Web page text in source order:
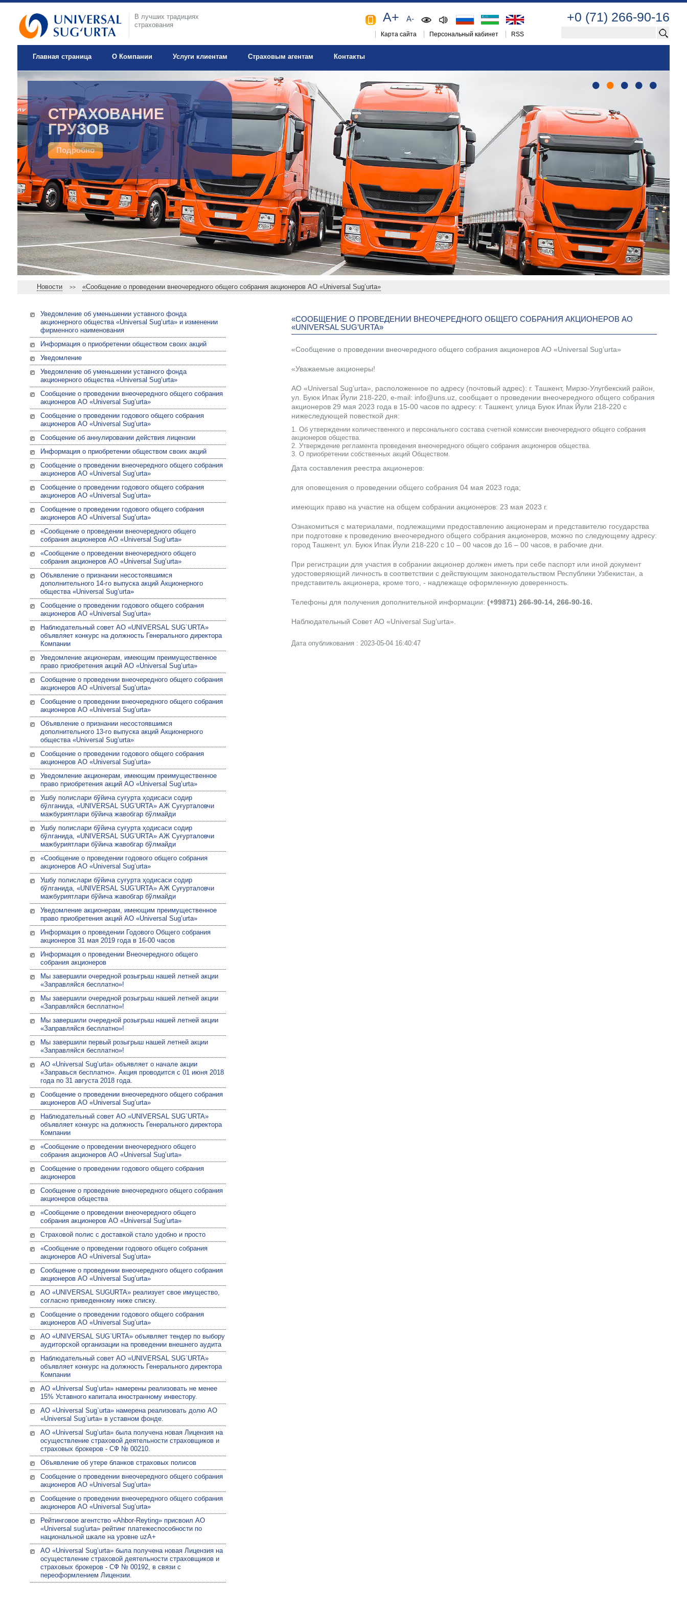
В лучших традициях
страхования
+0 (71) 266-90-16
A+ A-
Карта сайта Персональный кабинет RSS
Главная страница О Компании Услуги клиентам Страховым агентам Контакты
ДОБРОВОЛЬНОЕ
МЕДИЦИНСКОЕ
СТРАХОВАНИЕ
Подробно
СТРАХОВАНИЕ
ГРУЗОВ
Подробно
• • • • •
Новости >> «Сообщение о проведении внеочередного общего собрания акционеров АО «Universal Sug’urta»
Уведомление об уменьшении уставного фонда
акционерного общества «Universal Sug’urta» и изменении
фирменного наименования
Информация о приобретении обществом своих акций
Уведомление
Уведомление об уменьшении уставного фонда
акционерного общества «Universal Sug’urta»
Сообщение о проведении внеочередного общего собрания
акционеров АО «Universal Sug’urta»
Сообщение о проведении годового общего собрания
акционеров АО «Universal Sug’urta»
Сообщение об аннулировании действия лицензии
Информация о приобретении обществом своих акций
Сообщение о проведении внеочередного общего собрания
акционеров АО «Universal Sug’urta»
Сообщение о проведении годового общего собрания
акционеров АО «Universal Sug’urta»
Сообщение о проведении годового общего собрания
акционеров АО «Universal Sug’urta»
«Сообщение о проведении внеочередного общего
собрания акционеров АО «Universal Sug’urta»
«Сообщение о проведении внеочередного общего
собрания акционеров АО «Universal Sug’urta»
Объявление о признании несостоявшимся
дополнительного 14-го выпуска акций Акционерного
общества «Universal Sug’urta»
Сообщение о проведении годового общего собрания
акционеров АО «Universal Sug’urta»
Наблюдательный совет АО «UNIVERSAL SUG`URTA»
объявляет конкурс на должность Генерального директора
Компании
Уведомление акционерам, имеющим преимущественное
право приобретения акций АО «Universal Sug’urta»
Сообщение о проведении внеочередного общего собрания
акционеров АО «Universal Sug’urta»
Сообщение о проведении внеочередного общего собрания
акционеров АО «Universal Sug’urta»
Объявление о признании несостоявшимся
дополнительного 13-го выпуска акций Акционерного
общества «Universal Sug’urta»
Сообщение о проведении годового общего собрания
акционеров АО «Universal Sug’urta»
Уведомление акционерам, имеющим преимущественное
право приобретения акций АО «Universal Sug’urta»
Ушбу полислари бўйича суғурта ҳодисаси содир
бўлганида, «UNIVERSAL SUG’URTA» АЖ Суғурталовчи
мажбуриятлари бўйича жавобгар бўлмайди
Ушбу полислари бўйича суғурта ҳодисаси содир
бўлганида, «UNIVERSAL SUG’URTA» АЖ Суғурталовчи
мажбуриятлари бўйича жавобгар бўлмайди
«Сообщение о проведении годового общего собрания
акционеров АО «Universal Sug’urta»
Ушбу полислари бўйича суғурта ҳодисаси содир
бўлганида, «UNIVERSAL SUG’URTA» АЖ Суғурталовчи
мажбуриятлари бўйича жавобгар бўлмайди
Уведомление акционерам, имеющим преимущественное
право приобретения акций АО «Universal Sug’urta»
Информация о проведении Годового Общего собрания
акционеров 31 мая 2019 года в 16-00 часов
Информация о проведении Внеочередного общего
собрания акционеров
Мы завершили очередной розыгрыш нашей летней акции
«Заправляйся бесплатно»!
Мы завершили очередной розыгрыш нашей летней акции
«Заправляйся бесплатно»!
Мы завершили очередной розыгрыш нашей летней акции
«Заправляйся бесплатно»!
Мы завершили первый розыгрыш нашей летней акции
«Заправляйся бесплатно»!
АО «Universal Sug’urta» объявляет о начале акции
«Заправься бесплатно». Акция проводится с 01 июня 2018
года по 31 августа 2018 года.
Сообщение о проведении внеочередного общего собрания
акционеров АО «Universal Sug’urta»
Наблюдательный совет АО «UNIVERSAL SUG`URTA»
объявляет конкурс на должность Генерального директора
Компании
«Сообщение о проведении внеочередного общего
собрания акционеров АО «Universal Sug’urta»
Сообщение о проведении годового общего собрания
акционеров
Сообщение о проведение внеочередного общего собрания
акционеров общества
«Сообщение о проведении внеочередного общего
собрания акционеров АО «Universal Sug’urta»
Страховой полис с доставкой стало удобно и просто
«Сообщение о проведении годового общего собрания
акционеров АО «Universal Sug’urta»
Сообщение о проведении внеочередного общего собрания
акционеров АО «Universal Sug’urta»
АО «UNIVERSAL SUGURTA» реализует свое имущество,
согласно приведенному ниже списку.
Сообщение о проведении годового общего собрания
акционеров АО «Universal Sug’urta»
АО «UNIVERSAL SUG`URTA» объявляет тендер по выбору
аудиторской организации на проведении внешнего аудита
Наблюдательный совет АО «UNIVERSAL SUG`URTA»
объявляет конкурс на должность Генерального директора
Компании
АО «Universal Sug’urta» намерены реализовать не менее
15% Уставного капитала иностранному инвестору.
АО «Universal Sug`urta» намерена реализовать долю АО
«Universal Sug`urta» в уставном фонде.
АО «Univеrsal Sug’urta» была получена новая Лицензия на
осуществление страховой деятельности страховщиков и
страховых брокеров - СФ № 00210.
Объявление об утере бланков страховых полисов
Сообщение о проведении внеочередного общего собрания
акционеров АО «Universal Sug’urta»
Сообщение о проведении внеочередного общего собрания
акционеров АО «Universal Sug’urta»
Рейтинговое агентство «Ahbor-Reyting» присвоил АО
«Universal sug'urta» рейтинг платежеспособности по
национальной шкале на уровне uzA+
АО «Univеrsal Sug’urta» была получена новая Лицензия на
осуществление страховой деятельности страховщиков и
страховых брокеров - СФ № 00192, в связи с
переоформлением Лицензии.
«СООБЩЕНИЕ О ПРОВЕДЕНИИ ВНЕОЧЕРЕДНОГО ОБЩЕГО СОБРАНИЯ АКЦИОНЕРОВ АО
«UNIVERSAL SUG’URTA»
«Сообщение о проведении внеочередного общего собрания акционеров АО «Universal Sug’urta»
«Уважаемые акционеры!
АО «Universal Sug’urta», расположенное по адресу (почтовый адрес): г. Ташкент, Мирзо-Улугбекский район,
ул. Буюк Ипак Йули 218-220, e-mail: info@uns.uz, сообщает о проведении внеочередного общего собрания
акционеров 29 мая 2023 года в 15-00 часов по адресу: г. Ташкент, улица Буюк Ипак Йули 218-220 с
нижеследующей повесткой дня:
1. Об утверждении количественного и персонального состава счетной комиссии внеочередного общего собрания
акционеров общества.
2. Утверждение регламента проведения внеочередного общего собрания акционеров общества.
3. О приобретении собственных акций Обществом.
Дата составления реестра акционеров:
для оповещения о проведении общего собрания 04 мая 2023 года;
имеющих право на участие на общем собрании акционеров: 23 мая 2023 г.
Ознакомиться с материалами, подлежащими предоставлению акционерам и представителю государства
при подготовке к проведению внеочередного общего собрания акционеров, можно по следующему адресу:
город Ташкент, ул. Буюк Ипак Йули 218-220 с 10 – 00 часов до 16 – 00 часов, в рабочие дни.
При регистрации для участия в собрании акционер должен иметь при себе паспорт или иной документ
удостоверяющий личность в соответствии с действующим законодательством Республики Узбекистан, а
представитель акционера, кроме того, - надлежаще оформленную доверенность.
Телефоны для получения дополнительной информации: (+99871) 266-90-14, 266-90-16.
Наблюдательный Совет АО «Universal Sug’urta».
Дата опубликования : 2023-05-04 16:40:47